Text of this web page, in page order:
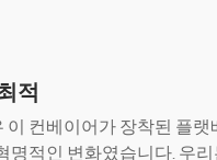
적
이 컨베이어가 장착된 플
명적인 변화였습니다. 우